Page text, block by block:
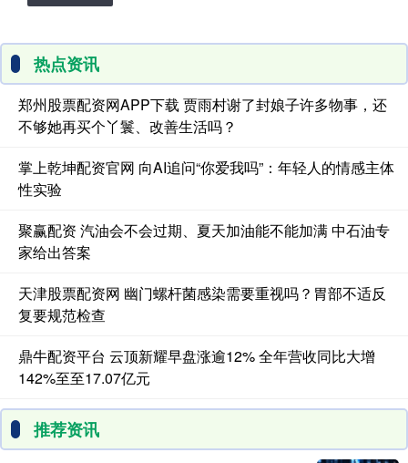
热点资讯
郑州股票配资网APP下载 贾雨村谢了封娘子许多物事，还
不够她再买个丫鬟、改善生活吗？
掌上乾坤配资官网 向AI追问“你爱我吗”：年轻人的情感主体
性实验
聚赢配资 汽油会不会过期、夏天加油能不能加满 中石油专
家给出答案
天津股票配资网 幽门螺杆菌感染需要重视吗？胃部不适反
复要规范检查
鼎牛配资平台 云顶新耀早盘涨逾12% 全年营收同比大增
142%至至17.07亿元
推荐资讯